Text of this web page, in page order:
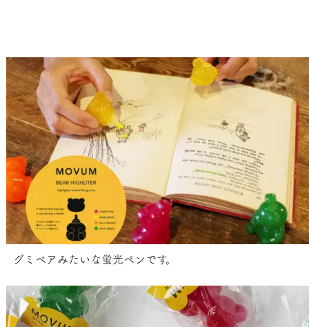
グミベアみたいな蛍光ペンです。